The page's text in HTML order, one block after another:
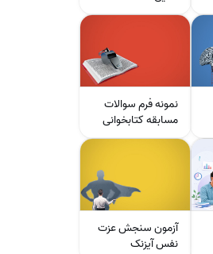
نمونه فرم سوالات
مسابقه کتابخوانی
آزمون سنجش عزت
نفس‌ آیزنک